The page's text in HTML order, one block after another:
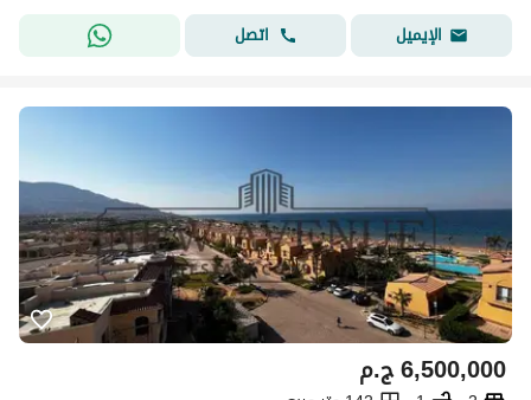
الإيميل
اتصل
ج.م6,500,000